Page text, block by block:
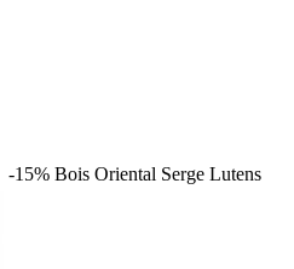
-15% Bois Oriental Serge Lutens